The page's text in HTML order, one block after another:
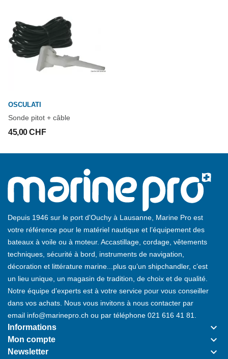
OSCULATI
Sonde pitot + câble
45,00 CHF
Depuis 1946 sur le port d'Ouchy à Lausanne, Marine Pro est
votre référence pour le matériel nautique et l’équipement des
bateaux à voile ou à moteur. Accastillage, cordage, vêtements
techniques, sécurité à bord, instruments de navigation,
décoration et littérature marine...plus qu’un shipchandler, c’est
un lieu unique, un magasin de tradition, de choix et de qualité.
Notre équipe d’experts est à votre service pour vous conseiller
dans vos achats. Nous vous invitons à nous contacter par
email info@marinepro.ch ou par téléphone 021 616 41 81
Informations keyboard_arrow_down
Mon compte keyboard_arrow_down
Newsletter keyboard_arrow_down